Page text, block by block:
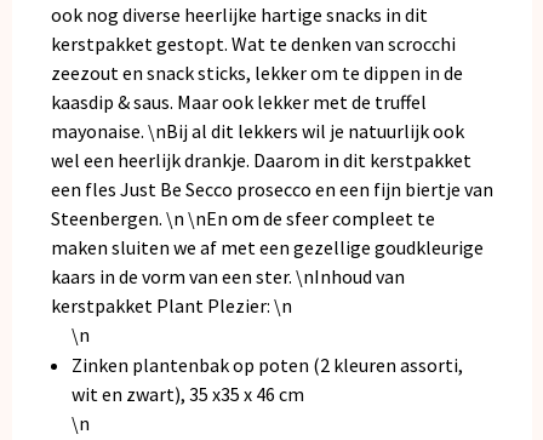
ook nog diverse heerlijke hartige snacks in dit
kerstpakket gestopt. Wat te denken van scrocchi
zeezout en snack sticks, lekker om te dippen in de
kaasdip & saus. Maar ook lekker met de truffel
mayonaise. \nBij al dit lekkers wil je natuurlijk ook
wel een heerlijk drankje. Daarom in dit kerstpakket
een fles Just Be Secco prosecco en een fijn biertje van
Steenbergen. \n \nEn om de sfeer compleet te
maken sluiten we af met een gezellige goudkleurige
kaars in de vorm van een ster. \nInhoud van
kerstpakket Plant Plezier: \n
\n
Zinken plantenbak op poten (2 kleuren assorti,
wit en zwart), 35 x35 x 46 cm
\n